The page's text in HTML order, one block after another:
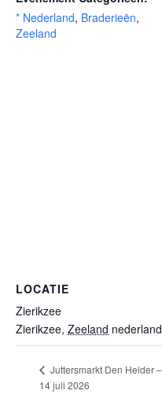
* Nederland, Braderieën,
Zeeland
LOCATIE
Zierikzee
Zierikzee, Zeeland nederland
Juttersmarkt Den Helder –
14 juli 2026